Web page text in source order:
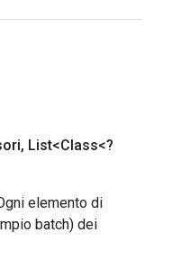
, List<Class<?
elemento di
batch) dei